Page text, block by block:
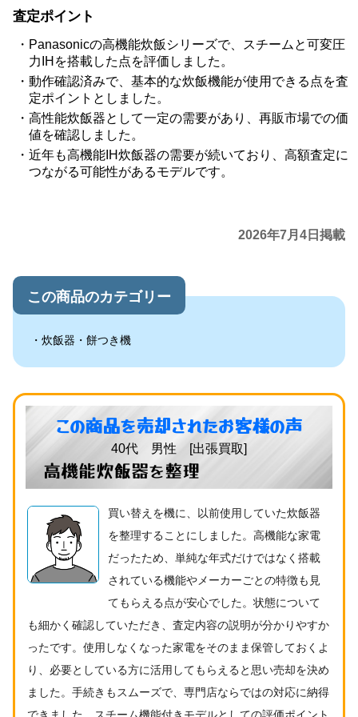
査定ポイント
Panasonicの高機能炊飯シリーズで、スチームと可変圧
力IHを搭載した点を評価しました。
動作確認済みで、基本的な炊飯機能が使用できる点を査
定ポイントとしました。
高性能炊飯器として一定の需要があり、再販市場での価
値を確認しました。
近年も高機能IH炊飯器の需要が続いており、高額査定に
つながる可能性があるモデルです。
2026年7月4日掲載
この商品のカテゴリー
炊飯器・餅つき機
この商品を売却されたお客様の声
40代 男性 [出張買取]
高機能炊飯器を整理
買い替えを機に、以前使用していた炊飯器
を整理することにしました。高機能な家電
だったため、単純な年式だけではなく搭載
されている機能やメーカーごとの特徴も見
てもらえる点が安心でした。状態について
も細かく確認していただき、査定内容の説明が分かりやすか
ったです。使用しなくなった家電をそのまま保管しておくよ
り、必要としている方に活用してもらえると思い売却を決め
ました。手続きもスムーズで、専門店ならではの対応に納得